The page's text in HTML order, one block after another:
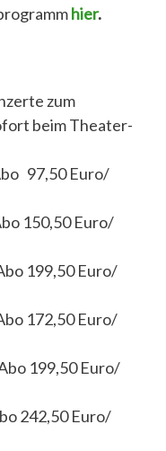
hier.
zum
beim Theater-
97,50 Euro/
150,50 Euro/
199,50 Euro/
172,50 Euro/
199,50 Euro/
Euro/